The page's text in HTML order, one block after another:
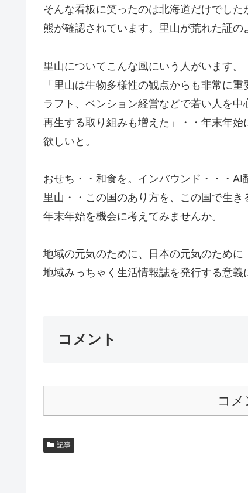
そんな看板に笑ったのは北海道だけでし
熊が確認されています。里山が荒れた証の
里山についてこんな風にいう人がいます。
「里山は生物多様性の観点からも非常に
ラフト、ペンション経営などで若い人を中
再生する取り組みも増えた」・・年末年
欲しいと。
おせち・・和食を。インバウンド・・・AI
里山・・この国のあり方を、この国で生き
年末年始を機会に考えてみませんか。
地域の元気のために、日本の元気のために
地域みっちゃく生活情報誌を発行する意
コメント
コ
記事